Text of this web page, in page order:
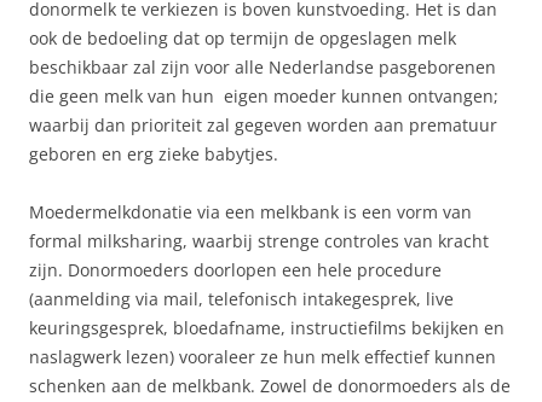
donormelk te verkiezen is boven kunstvoeding. Het is dan
ook de bedoeling dat op termijn de opgeslagen melk
beschikbaar zal zijn voor alle Nederlandse pasgeborenen
die geen melk van hun eigen moeder kunnen ontvangen;
waarbij dan prioriteit zal gegeven worden aan prematuur
geboren en erg zieke babytjes.
Moedermelkdonatie via een melkbank is een vorm van
formal milksharing, waarbij strenge controles van kracht
zijn. Donormoeders doorlopen een hele procedure
(aanmelding via mail, telefonisch intakegesprek, live
keuringsgesprek, bloedafname, instructiefilms bekijken en
naslagwerk lezen) vooraleer ze hun melk effectief kunnen
schenken aan de melkbank. Zowel de donormoeders als de